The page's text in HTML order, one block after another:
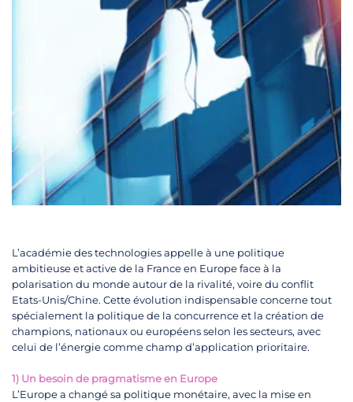
L’académie des technologies appelle à une politique
ambitieuse et active de la France en Europe face à la
polarisation du monde autour de la rivalité, voire du conflit
Etats-Unis/Chine. Cette évolution indispensable concerne tout
spécialement la politique de la concurrence et la création de
champions, nationaux ou européens selon les secteurs, avec
celui de l’énergie comme champ d’application prioritaire.
1) Un besoin de pragmatisme en Europe
L’Europe a changé sa politique monétaire, avec la mise en